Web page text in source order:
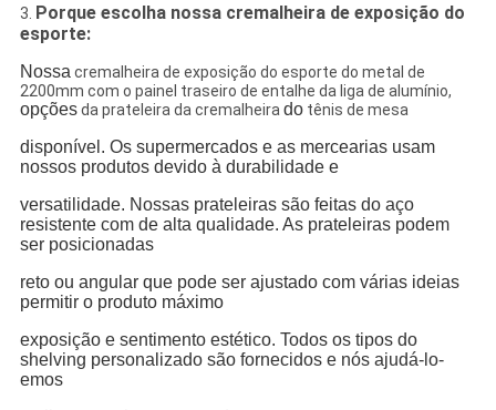
3. Porque escolha nossa cremalheira de exposição do
esporte:
Nossacremalheira de exposição do esporte do metal de
2200mm com o painel traseiro de entalhe da liga de alumínio,
opçõesda prateleira da cremalheiradotênis de mesa
disponível. Os supermercados e as mercearias usam
nossos produtos devido à durabilidade e
versatilidade. Nossas prateleiras são feitas do aço
resistente com de alta qualidade. As prateleiras podem
ser posicionadas
reto ou angular que pode ser ajustado com várias ideias
permitir o produto máximo
exposição e sentimento estético. Todos os tipos do
shelving personalizado são fornecidos e nós ajudá-lo-
emos